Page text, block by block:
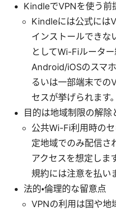
KindleでVPNを使う前
Kindleには公式には
インストールできな
としてWi-Fiルータ
Android/iOSのスマ
るいは一部端末での
セスが挙げられます。
目的は地域制限の解
公共Wi-Fi利用時の
定地域でのみ配信さ
アクセスを想定しま
規約には注意を払い
法的・倫理的な留意点
VPNの利用は国や地